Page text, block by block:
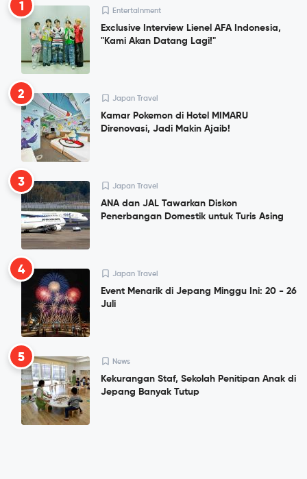
1 Entertainment
Exclusive Interview Lienel AFA Indonesia,
"Kami Akan Datang Lagi!"
2 Japan Travel
Kamar Pokemon di Hotel MIMARU
Direnovasi, Jadi Makin Ajaib!
3 Japan Travel
ANA dan JAL Tawarkan Diskon
Penerbangan Domestik untuk Turis Asing
4 Japan Travel
Event Menarik di Jepang Minggu Ini: 20 - 26
Juli
5 News
Kekurangan Staf, Sekolah Penitipan Anak di
Jepang Banyak Tutup